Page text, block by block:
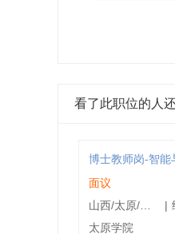
看了此职位的人
博士教师岗-智能
面议
|
太原学院